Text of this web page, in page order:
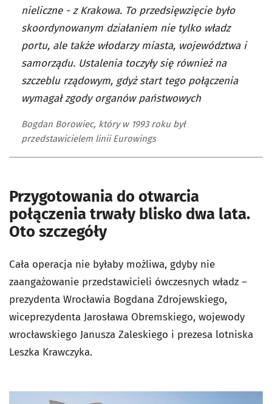
nieliczne - z Krakowa. To przedsięwzięcie było
skoordynowanym działaniem nie tylko władz
portu, ale także włodarzy miasta, województwa i
samorządu. Ustalenia toczyły się również na
szczeblu rządowym, gdyż start tego połączenia
wymagał zgody organów państwowych
Bogdan Borowiec, który w 1993 roku był
przedstawicielem linii Eurowings
Przygotowania do otwarcia
połączenia trwały blisko dwa lata.
Oto szczegóły
Cała operacja nie byłaby możliwa, gdyby nie
zaangażowanie przedstawicieli ówczesnych władz –
prezydenta Wrocławia Bogdana Zdrojewskiego,
wiceprezydenta Jarosława Obremskiego, wojewody
wrocławskiego Janusza Zaleskiego i prezesa lotniska
Leszka Krawczyka.